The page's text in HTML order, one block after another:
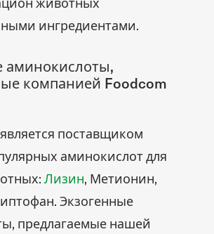
ингредиентами.
аминокислоты,
компанией Foodcom
поставщиком
аминокислот для
Лизин, Метионин,
Экзогенные
предлагаемые нашей